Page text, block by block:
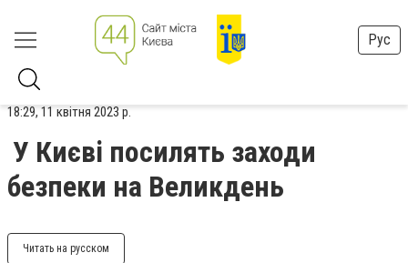
Рус
18:29, 11 квітня 2023 р.
У Києві посилять заходи
безпеки на Великдень
Читать на русском